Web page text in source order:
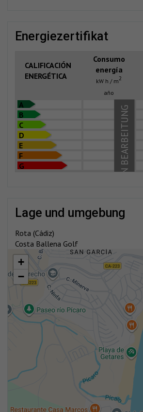
energiezertifikat
CALIFICACIÓN
ENERGÉTICA
Consumo
energía
kW h / m2
año
A
B
C
D
E
F
G
IN BEARBEITUNG
lage und umgebung
Rota (Cádiz)
Costa Ballena Golf
+
−